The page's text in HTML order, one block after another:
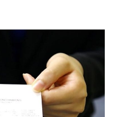
affari in